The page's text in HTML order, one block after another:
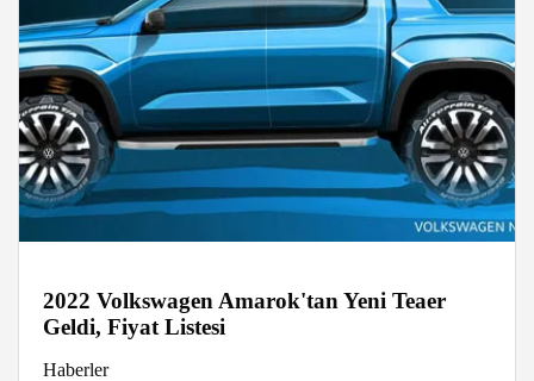
2022 Volkswagen Amarok'tan Yeni Teaer
Geldi, Fiyat Listesi
Haberler